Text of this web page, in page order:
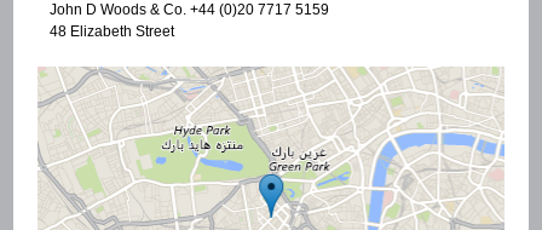
John D Woods & Co. +44 (0)20 7717 5159
48 Elizabeth Street